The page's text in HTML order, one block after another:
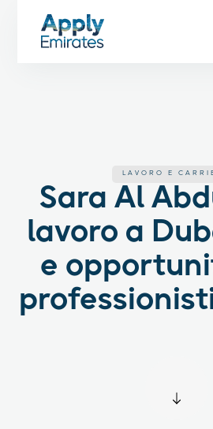
LAVORO E
Sara Al
lavoro a
e